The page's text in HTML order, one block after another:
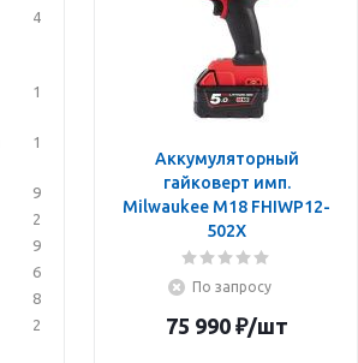
4
1
1
9
2
9
6
8
2
Аккумуляторный
гайковерт имп.
Milwaukee M18 FHIWP12-
502X
По запросу
75 990₽/шт